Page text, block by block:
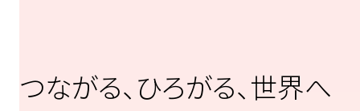
つながる、ひろがる、世界へ